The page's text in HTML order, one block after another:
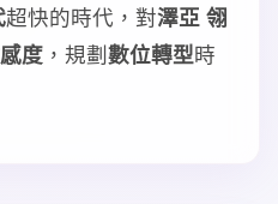
超快的時代，對澤亞 翎
度 ，規劃數位轉型時